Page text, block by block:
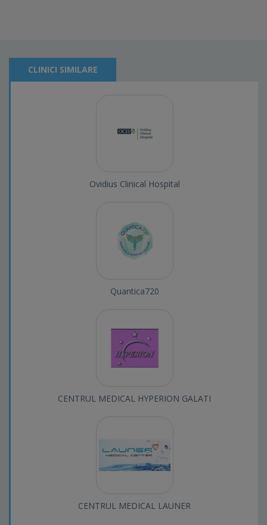
CLINICI SIMILARE
Ovidius Clinical Hospital
Quantica720
CENTRUL MEDICAL HYPERION GALATI
CENTRUL MEDICAL LAUNER